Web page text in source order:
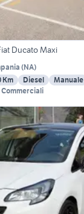
Ducato Maxi
(NA)
Km Diesel Manuale
Commerciali